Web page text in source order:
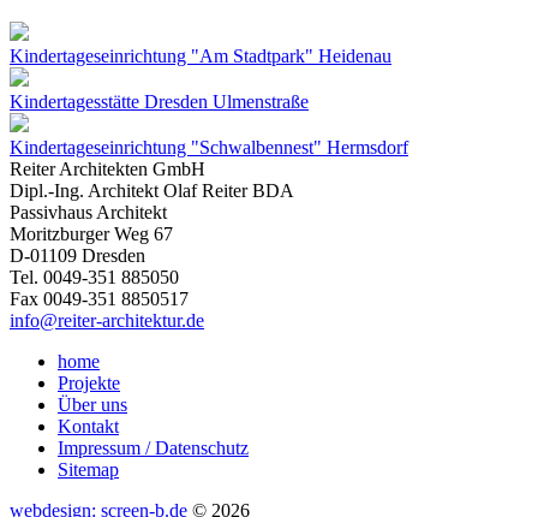
Kindertageseinrichtung "Am Stadtpark" Heidenau
Kindertagesstätte Dresden Ulmenstraße
Kindertageseinrichtung "Schwalbennest" Hermsdorf
Reiter Architekten GmbH
Dipl.-Ing. Architekt Olaf Reiter BDA
Passivhaus Architekt
Moritzburger Weg 67
D-01109 Dresden
Tel. 0049-351 885050
Fax 0049-351 8850517
info@reiter-architektur.de
home
Projekte
Über uns
Kontakt
Impressum / Datenschutz
Sitemap
webdesign: screen-b.de © 2026